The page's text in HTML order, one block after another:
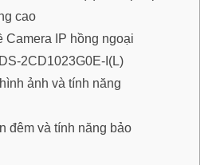
cao
Camera IP hồng ngoại
2CD1023G0E-I(L)
ảnh và tính năng
đêm và tính năng bảo